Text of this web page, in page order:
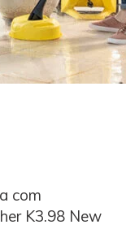
com
K3.98 New